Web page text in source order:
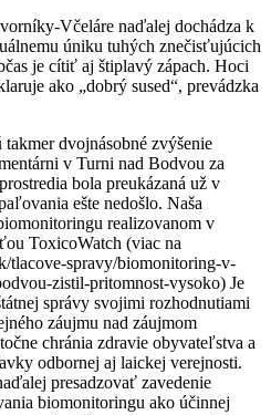
Včeláre naďalej dochádza k
úniku tuhých znečisťujúcich
je cítiť aj štiplavý zápach. Hoci
ako „dobrý sused“, prevádzka
dvojnásobné zvýšenie
v Turni nad Bodvou za
bola preukázaná už v
ešte nedošlo. Naša
realizovanom v
ToxicoWatch (viac na
tlacove-spravy/biomonitoring-v-
zistil-pritomnost-vysoko) Je
správy svojimi rozhodnutiami
záujmu nad záujmom
chránia zdravie obyvateľstva a
odbornej aj laickej verejnosti.
presadzovať zavedenie
biomonitoringu ako účinnej